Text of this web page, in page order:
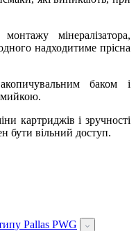
мінералізатора,
надходитиме прісна
баком і
мийкою.
картриджів і зручності
бути вільний доступ.
Pallas PWG